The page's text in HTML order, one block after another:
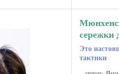
сережки
Это
тактики